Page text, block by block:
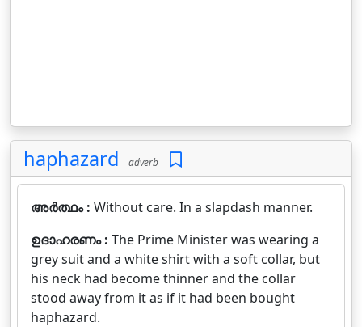
haphazard adverb
അർത്ഥം : Without care. In a slapdash manner.
ഉദാഹരണം : The Prime Minister was wearing a
grey suit and a white shirt with a soft collar, but
his neck had become thinner and the collar
stood away from it as if it had been bought
haphazard.